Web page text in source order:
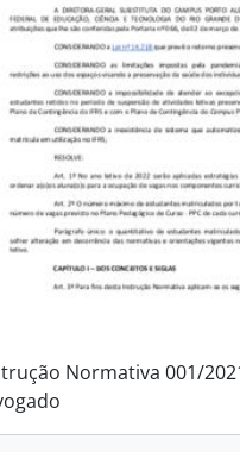
Normativa 001/